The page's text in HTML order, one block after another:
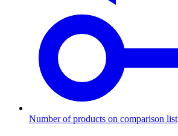
Number of products on comparison list